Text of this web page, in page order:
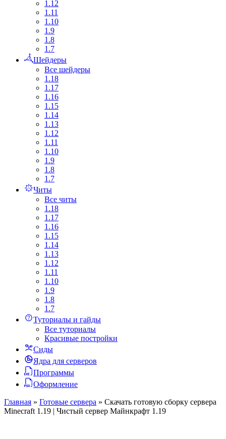
1.12
1.11
1.10
1.9
1.8
1.7
Шейдеры
Все шейдеры
1.18
1.17
1.16
1.15
1.14
1.13
1.12
1.11
1.10
1.9
1.8
1.7
Читы
Все читы
1.18
1.17
1.16
1.15
1.14
1.13
1.12
1.11
1.10
1.9
1.8
1.7
Туториалы и гайды
Все туториалы
Красивые постройки
Сиды
Ядра для серверов
Программы
Оформление
Главная » Готовые сервера » Скачать готовую сборку сервера
Minecraft 1.19 | Чистый сервер Майнкрафт 1.19